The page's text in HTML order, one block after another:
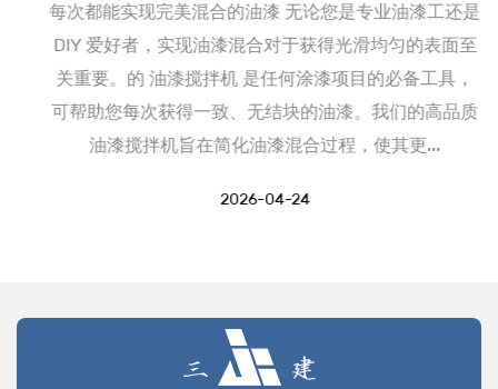
每次都能实现完美混合的油漆 无论您是专业油漆工还是
DIY 爱好者，实现油漆混合对于获得光滑均匀的表面至
关重要。的 油漆搅拌机 是任何涂漆项目的必备工具，
可帮助您每次获得一致、无结块的油漆。我们的高品质
油漆搅拌机旨在简化油漆混合过程，使其更...
2026-04-24